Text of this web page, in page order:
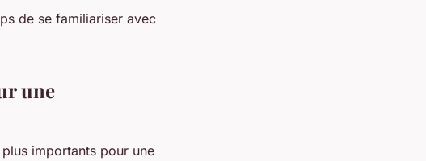
de se familiariser avec
une
importants pour une